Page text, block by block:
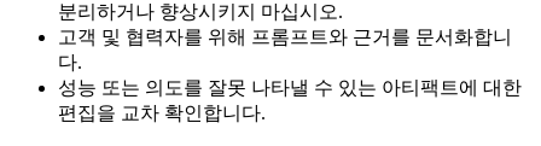
분리하거나 향상시키지 마십시오.
고객 및 협력자를 위해 프롬프트와 근거를 문서화합니
다.
성능 또는 의도를 잘못 나타낼 수 있는 아티팩트에 대한
편집을 교차 확인합니다.